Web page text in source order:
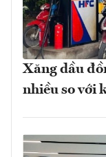
Xăng dầu
nhiều so với